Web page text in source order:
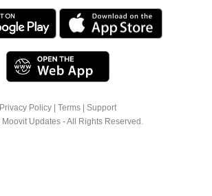
Privacy Policy | Terms | Support
Updates - All Rights Reserved.